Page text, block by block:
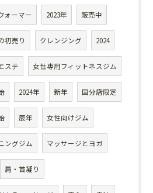
ォーマー 2023年 販売中
初売り クレンジング 2024
ステ 女性専用フィットネスジム
2024年 新年 国分店限定
辰年 女性向けジム
ングジム マッサージとヨガ
肩・首凝り